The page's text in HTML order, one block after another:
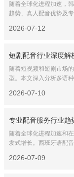
随着全球化进程加速，
趋势、真人配音优势及
2026-07-12
短剧配音行业深度解
随着短视频和短剧市场
型。本文深入分析多语
2026-07-10
专业配音服务行业趋
随着全球化进程加速和
发式增长。西班牙语配
2026-07-09